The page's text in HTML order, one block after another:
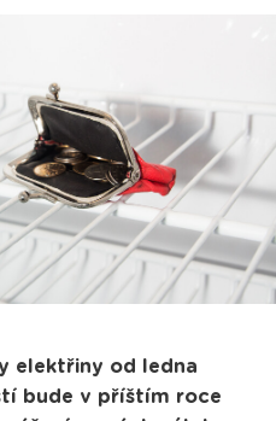
elektřiny od ledna
bude v příštím roce